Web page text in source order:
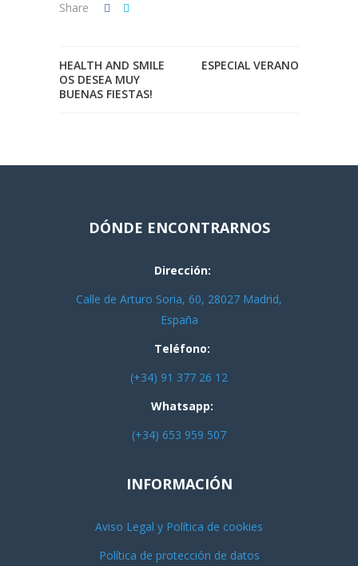
Share
HEALTH AND SMILE
OS DESEA MUY
BUENAS FIESTAS!
ESPECIAL VERANO
DÓNDE ENCONTRARNOS
Dirección:
Calle de Arturo Soria, 60, 28027 Madrid,
España
Teléfono:
(+34) 91 377 26 12
Whatsapp:
(+34) 653 959 507
INFORMACIÓN
Aviso Legal y Política de cookies
Política de protección de datos